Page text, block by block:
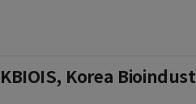
(KBIOIS, Korea